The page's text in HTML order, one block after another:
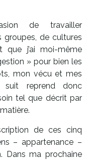
de travailler
groupes, de cultures
j’ai moi-même
» pour bien les
mon vécu et mes
suit reprend donc
tel que décrit par
de ces cinq
– appartenance –
Dans ma prochaine